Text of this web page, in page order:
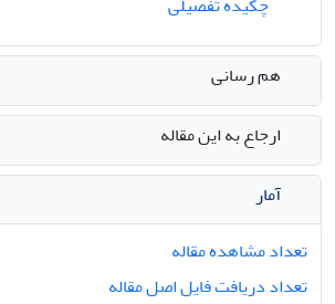
هم رسانی
ارجاع به این مقاله
آمار
تعداد مشاهده مقاله
تعداد دریافت فایل اصل مقاله